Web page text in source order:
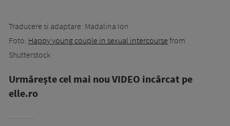
Traducere si adaptare: Madalina Ion
Foto: Happy young couple in sexual intercourse from
Shutterstock
Urmăreşte cel mai nou VIDEO incărcat pe
elle.ro